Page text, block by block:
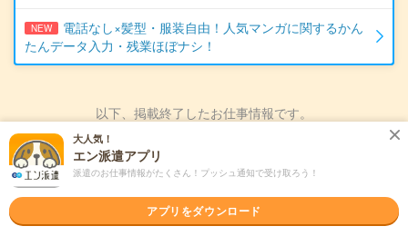
NEW
電話なし×髪型・服装自由！人気マンガに関するかん
たんデータ入力・残業ほぼナシ！
以下、掲載終了したお仕事情報です。
掲載日 2026/07/11 No.SGSIY8205999-T4
【経験がなくても大丈夫＊】プラスチック資
源の投入・裁断・洗浄・加工/日払いOK
大人気！
エン派遣アプリ
派遣のお仕事情報がたくさん！プッシュ通知で受け取ろう！
アプリをダウンロード